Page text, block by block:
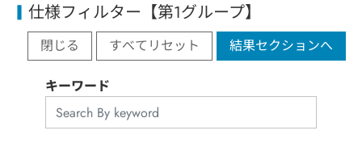
仕様フィルター【第1グループ】
閉じる すべてリセット 結果セクションへ
キーワード
AC-DC パワーモジュール
用途分野
サポート